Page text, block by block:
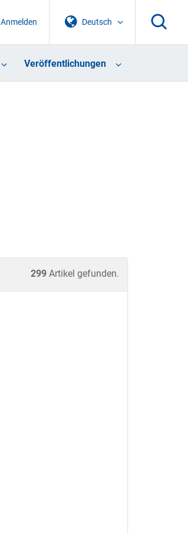
Deutsch
Anmelden
Veröffentlichungen
299 Artikel gefunden.